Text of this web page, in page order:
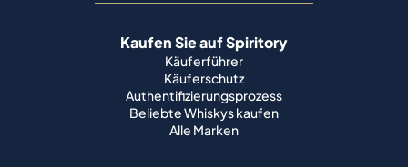
Kaufen Sie auf Spiritory
Käuferführer
Käuferschutz
Authentifizierungsprozess
Beliebte Whiskys kaufen
Alle Marken